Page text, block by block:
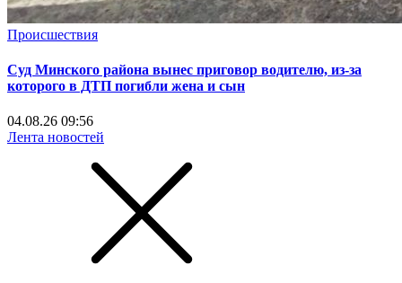
Происшествия
Суд Минского района вынес приговор водителю, из-за
которого в ДТП погибли жена и сын
04.08.26 09:56
Лента новостей